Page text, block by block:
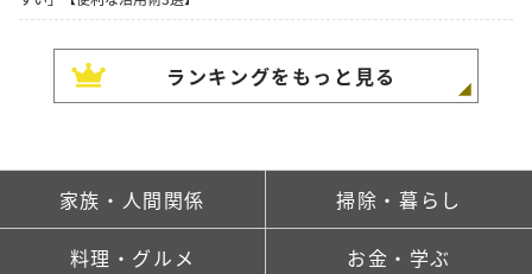
ランキングをもっと見る
家族・人間関係 掃除・暮らし
料理・グルメ お金・学ぶ